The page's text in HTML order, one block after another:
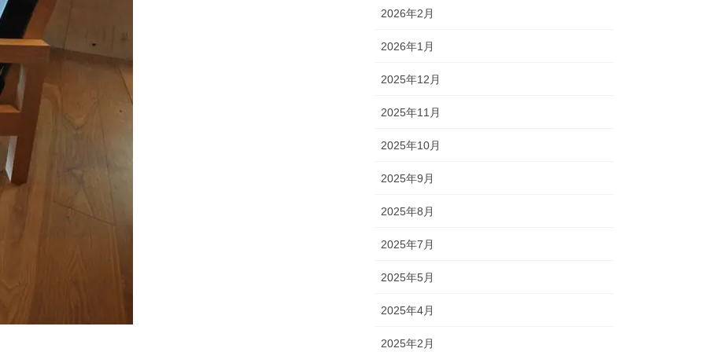
2026年2月
2026年1月
2025年12月
2025年11月
2025年10月
2025年9月
2025年8月
2025年7月
2025年5月
2025年4月
2025年2月